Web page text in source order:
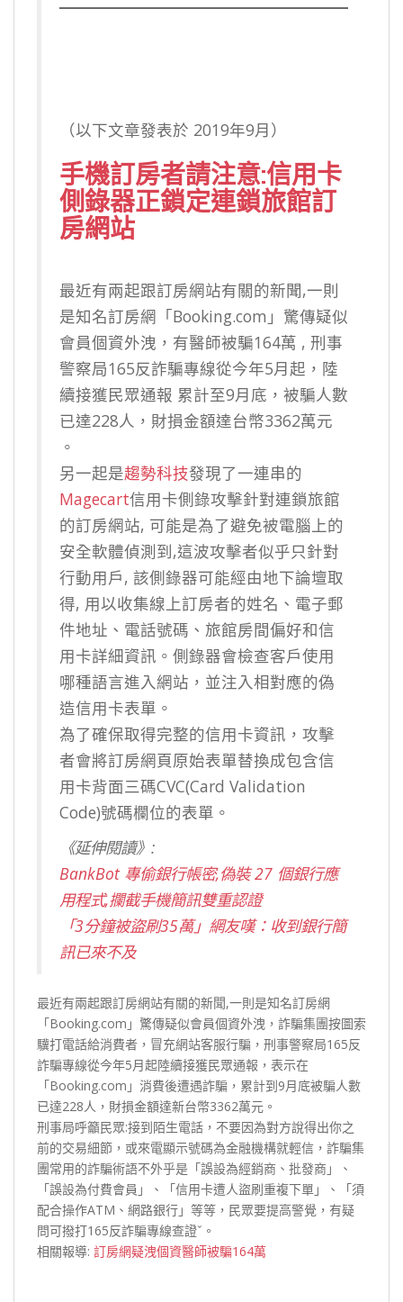
（以下文章發表於 2019年9月）
手機訂房者請注意:信用卡
側錄器正鎖定連鎖旅館訂
房網站
最近有兩起跟訂房網站有關的新聞,一則
是知名訂房網「Booking.com」驚傳疑似
會員個資外洩，有醫師被騙164萬 , 刑事
警察局165反詐騙專線從今年5月起，陸
續接獲民眾通報 累計至9月底，被騙人數
已達228人，財損金額達台幣3362萬元
。
另一起是趨勢科技發現了一連串的
Magecart信用卡側錄攻擊針對連鎖旅館
的訂房網站, 可能是為了避免被電腦上的
安全軟體偵測到,這波攻擊者似乎只針對
行動用戶, 該側錄器可能經由地下論壇取
得, 用以收集線上訂房者的姓名、電子郵
件地址、電話號碼、旅館房間偏好和信
用卡詳細資訊。側錄器會檢查客戶使用
哪種語言進入網站，並注入相對應的偽
造信用卡表單。
為了確保取得完整的信用卡資訊，攻擊
者會將訂房網頁原始表單替換成包含信
用卡背面三碼CVC(Card Validation
Code)號碼欄位的表單。
《延伸閱讀》:
BankBot 專偷銀行帳密,偽裝 27 個銀行應
用程式,攔截手機簡訊雙重認證
「3分鐘被盜刷35萬」網友嘆：收到銀行簡
訊已來不及
最近有兩起跟訂房網站有關的新聞,一則是知名訂房網
「Booking.com」驚傳疑似會員個資外洩，詐騙集團按圖索
驥打電話給消費者，冒充網站客服行騙，刑事警察局165反
詐騙專線從今年5月起陸續接獲民眾通報，表示在
「Booking.com」消費後遭遇詐騙，累計到9月底被騙人數
已達228人，財損金額達新台幣3362萬元。
刑事局呼籲民眾:接到陌生電話，不要因為對方說得出你之
前的交易細節，或來電顯示號碼為金融機構就輕信，詐騙集
團常用的詐騙術語不外乎是「誤設為經銷商、批發商」、
「誤設為付費會員」、「信用卡遭人盜刷重複下單」、「須
配合操作ATM、網路銀行」等等，民眾要提高警覺，有疑
問可撥打165反詐騙專線查證ˇ。
相關報導: 訂房網疑洩個資醫師被騙164萬